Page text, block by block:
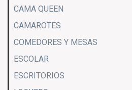
CAMA QUEEN
CAMAROTES
COMEDORES Y MESAS
ESCOLAR
ESCRITORIOS